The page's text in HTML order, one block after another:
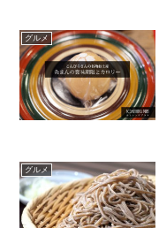
グルメ
グルメ